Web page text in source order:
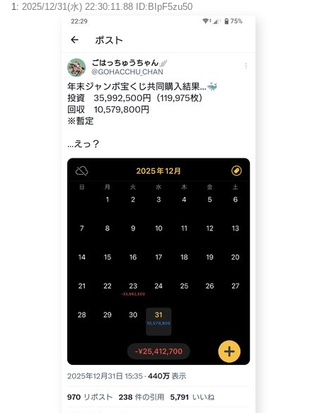
1: 2025/12/31(水) 22:30:11.88 ID:BIpF5zu50